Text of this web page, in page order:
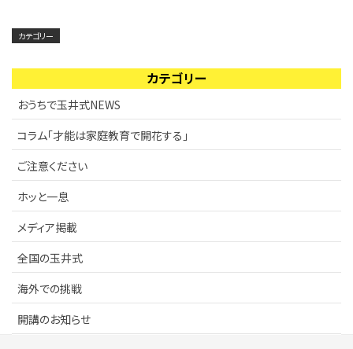
ASOBI AAA+
KIWAMI AAA+ 図形の極
KIWAMI AAA+ 数の極
KIWAMI AAA+ 中学生の 図形の極
KIWAMI AAA+ 中学生の 代数の極
KIWAMI AAA+ 数学の悟
保護者様のお声
コラム「才能は家庭教育で開花する」
ご注意ください
ホッと一息
全国の玉井式
海外での挑戦
開講のお知らせ
エリアから探す
リストから探す
カテゴリー
カテゴリー
おうちで玉井式NEWS
コラム「才能は家庭教育で開花する」
ご注意ください
ホッと一息
メディア掲載
全国の玉井式
海外での挑戦
開講のお知らせ